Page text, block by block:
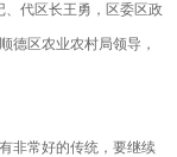
、代区长王勇，区委区政
德区农业农村局领导，
非常好的传统，要继续